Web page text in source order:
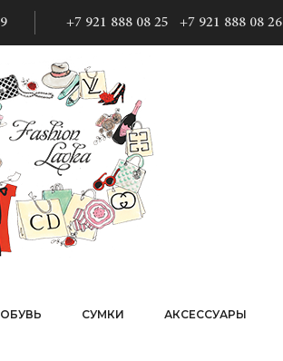
+7 921 888 08 25 +7 921 888 08 26
ОБУВЬ СУМКИ АКСЕССУАРЫ